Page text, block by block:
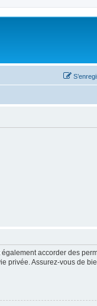
accorder des
privée. Assurez-vous de